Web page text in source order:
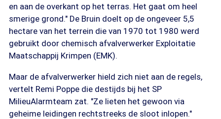
en aan de overkant op het terras. Het gaat om heel
smerige grond." De Bruin doelt op de ongeveer 5,5
hectare van het terrein die van 1970 tot 1980 werd
gebruikt door chemisch afvalverwerker Exploitatie
Maatschappij Krimpen (EMK).
Maar de afvalverwerker hield zich niet aan de regels,
vertelt Remi Poppe die destijds bij het SP
MilieuAlarmteam zat. "Ze lieten het gewoon via
geheime leidingen rechtstreeks de sloot inlopen."